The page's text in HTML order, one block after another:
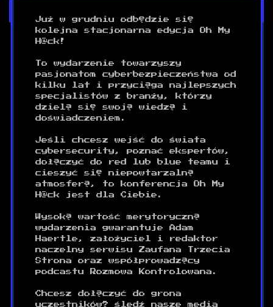
Już w grudniu odbędzie się
kolejna stacjonarna edycja Oh My
H@ck!
To wydarzenie towarzyszy
pasjonatom cyberbezpieczeństwa od
kilku lat i przyciąga najlepszych
specjalistów z branży, którzy
dzielą się swoją wiedzą i
doświadczeniem.
Jeśli chcesz wejść do świata
cybersecurity, poznać ekspertów,
dołączyć do red lub blue teamu i
cieszyć się niepowtarzalną
atmosferą, to konferencja Oh My
H@ck jest dla Ciebie.
Wysoką wartość merytoryczną
wydarzenia gwarantuje Adam
Haertle, założyciel i redaktor
naczelny serwisu Zaufana Trzecia
Strona oraz współprowadzący
podcastu Rozmowa Kontrolowana.
Chcesz dołączyć do grona
uczestników? Śledź nasze media